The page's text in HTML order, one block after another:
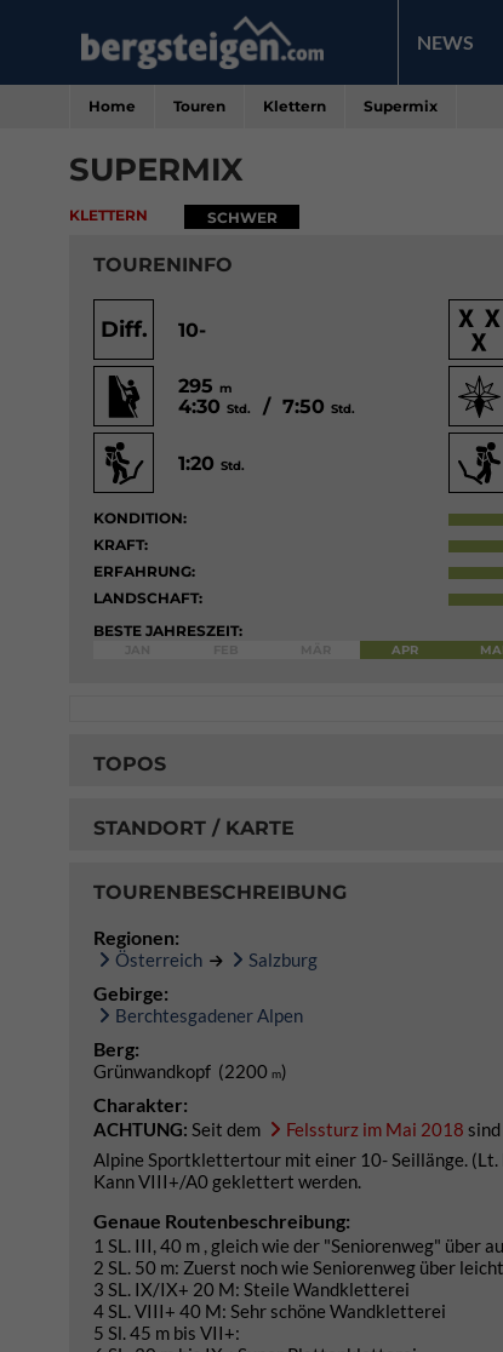
NEWS
Home Touren Klettern Supermix
SUPERMIX
KLETTERN SCHWER
TOURENINFO
Diff. 10-
295m
4:30Std. / 7:50Std.
1:20Std.
KONDITION:
KRAFT:
ERFAHRUNG:
LANDSCHAFT:
BESTE JAHRESZEIT:
APR
TOPOS
STANDORT / KARTE
TOURENBESCHREIBUNG
Regionen:
Österreich Salzburg
Gebirge:
Berchtesgadener Alpen
Berg:
Grünwandkopf (2200 m)
Charakter:
ACHTUNG: Seit dem Felssturz im Mai 2018
Alpine Sportklettertour mit einer 10- Seillänge. (Lt.
Kann VIII+/A0 geklettert werden.
Genaue Routenbeschreibung:
1 SL. III, 40 m , gleich wie der "Seniorenweg" über
2 SL. 50 m: Zuerst noch wie Seniorenweg über
3 SL. IX/IX+ 20 M: Steile Wandkletterei
4 SL. VIII+ 40 M: Sehr schöne Wandkletterei
5 Sl. 45 m bis VII+: